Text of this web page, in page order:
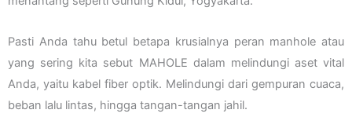
Pasti Anda tahu betul betapa krusialnya peran manhole atau
yang sering kita sebut MAHOLE dalam melindungi aset vital
Anda, yaitu kabel fiber optik. Melindungi dari gempuran cuaca,
beban lalu lintas, hingga tangan-tangan jahil.